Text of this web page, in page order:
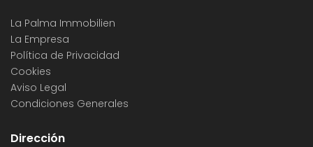
La Palma Immobilien
La Empresa
Política de Privacidad
Cookies
Aviso Legal
Condiciones Generales
Dirección